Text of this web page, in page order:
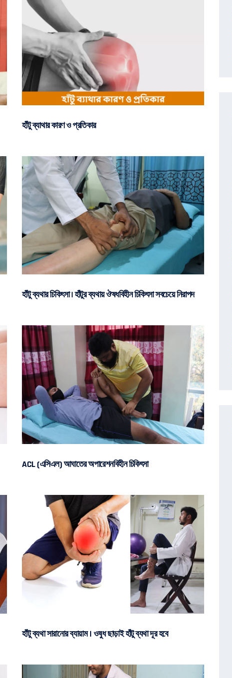
হাঁটু ব্যাথার কারণ ও প্রতিকার
হাঁটু ব্যথার চিকিৎসা | হাঁটুর ব্যথায় ঔষধবিহীন চিকিৎসা সবচেয়ে নিরাপদ
ACL (এসিএল) আঘাতের অপারেশনবিহীন চিকিৎসা
হাঁটু ব্যথা সারানোর ব্যায়াম । ওষুধ ছাড়াই হাঁটু ব্যথা দূর হবে